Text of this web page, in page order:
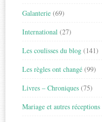
Galanterie (69)
International (27)
Les coulisses du blog (141)
Les règles ont changé (99)
Livres – Chroniques (75)
Mariage et autres réceptions